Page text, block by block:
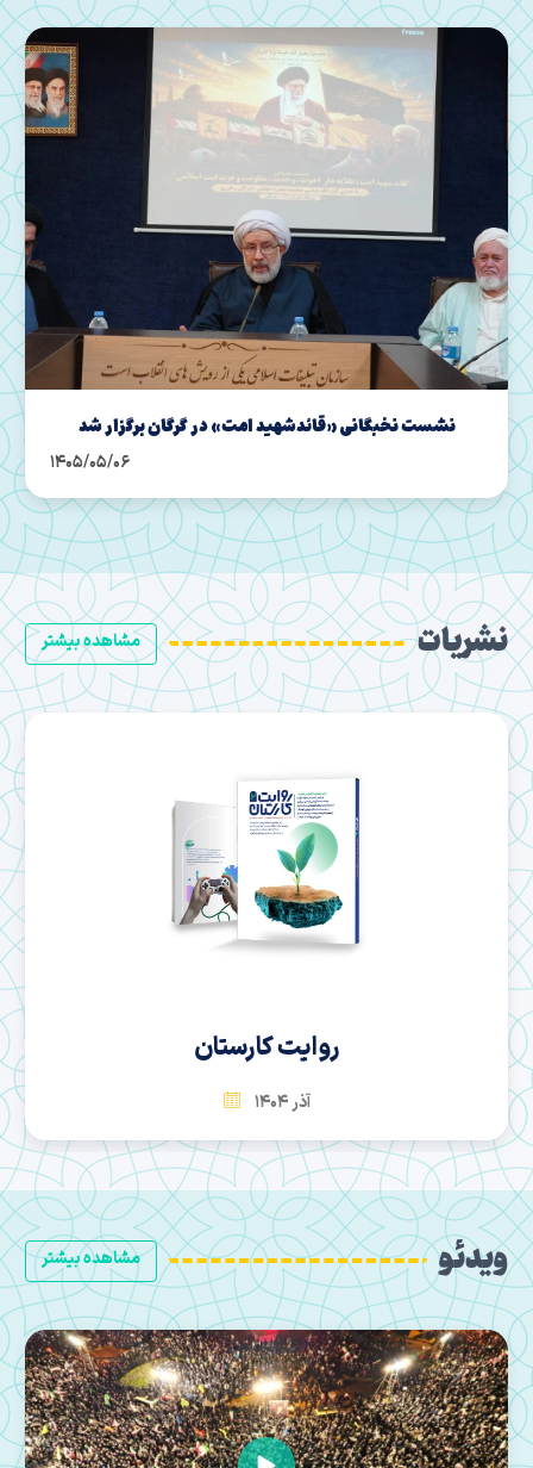
صد و چهل سومین شب از تجمعات در گرگان
1405/04/31
مشاهده بیشتر نشریات
سها
بهمن 1404
مشاهده بیشتر ویدئو